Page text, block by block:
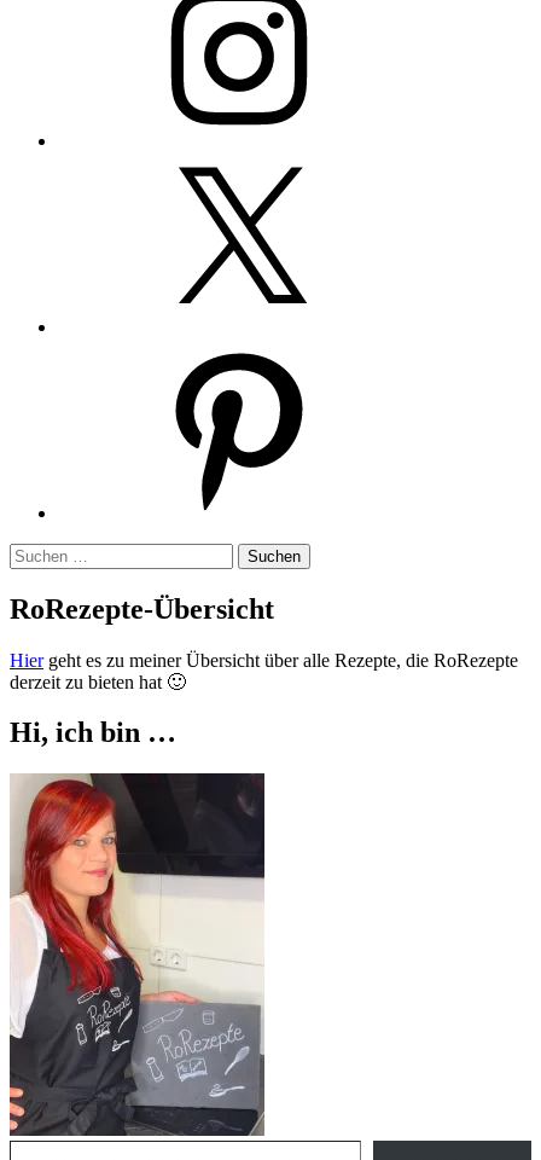
Suchen
nach:
RoRezepte-Übersicht
Hiergeht es zu meiner Übersicht über alle Rezepte, die RoRezepte
derzeit zu bieten hat 🙂
Hi, ich bin …
Gib deine E-Mail-Adresse ein ...